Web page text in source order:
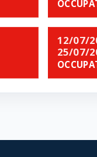
12/07/
25/07/